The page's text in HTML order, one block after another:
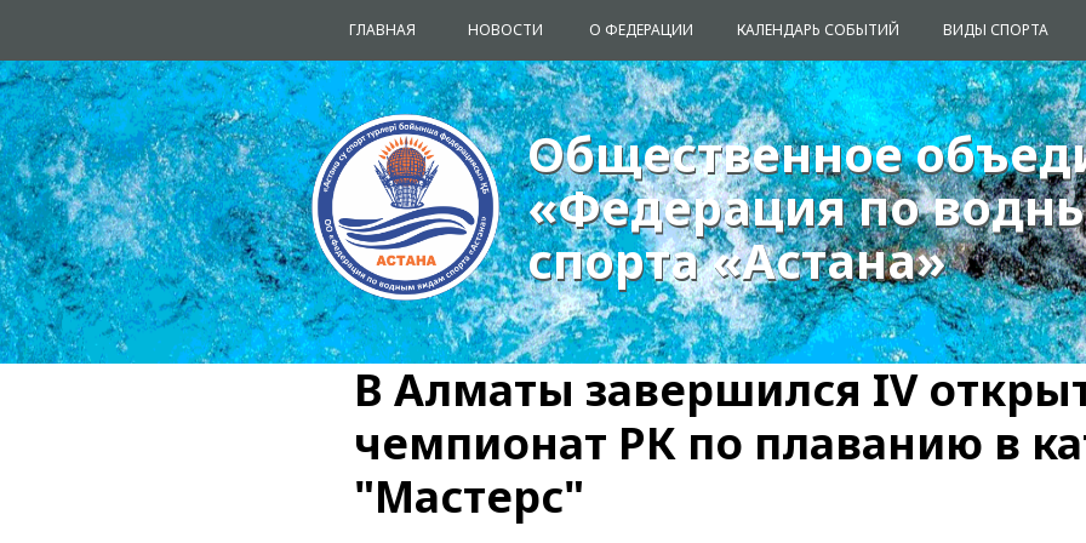
ГЛАВНАЯ О ФЕДЕРАЦИИ КАЛЕНДАРЬ СОБЫТИЙ ВИДЫ СПОРТА
НОВОСТИ
Общественное
«Федерация по
спорта «Астана»
Общественное
«Федерация по
спорта «Астана»
В Алматы завершился IV
чемпионат РК по плаванию в
"Мастерс"